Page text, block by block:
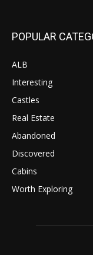
POPULAR
ALB
Interesting
Castles
Real Estate
Abandoned
Discovered
Cabins
Worth Exploring